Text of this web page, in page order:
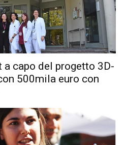
a capo del progetto 3D-
500mila euro con